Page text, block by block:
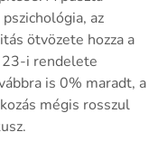
az
ötvözete hozza a
i rendelete
is 0% maradt, a
mégis rosszul